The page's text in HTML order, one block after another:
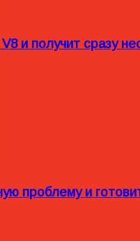
и получит сразу
проблему и